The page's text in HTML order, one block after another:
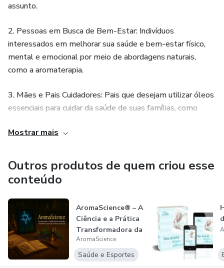
assunto.
2. Pessoas em Busca de Bem-Estar: Indivíduos
interessados em melhorar sua saúde e bem-estar físico,
mental e emocional por meio de abordagens naturais,
como a aromaterapia.
3. Mães e Pais Cuidadores: Pais que desejam utilizar óleos
essenciais para cuidar da saúde de suas famílias, como
relaxamento e bem-estar.
4. Curiosos sobre Óleos Essenciais: Qualquer pessoa
curiosa sobre o uso de óleos essenciais,
independentemente de sua experiência anterior.
Este público-alvo é aquele que busca um equilíbrio entre
informações introdutórias e detalhadas sobre óleos
essenciais, tornando o e-book uma ferramenta valiosa para
aqueles que desejam começar a utilizar óleos essenciais
de maneira segura e eficaz.
Mostrar mais
Outros produtos de quem criou esse
conteúdo
AromaScience® – A
Ciência e a Prática
Transformadora da
Arom...
AromaScience
Saúde e Esportes